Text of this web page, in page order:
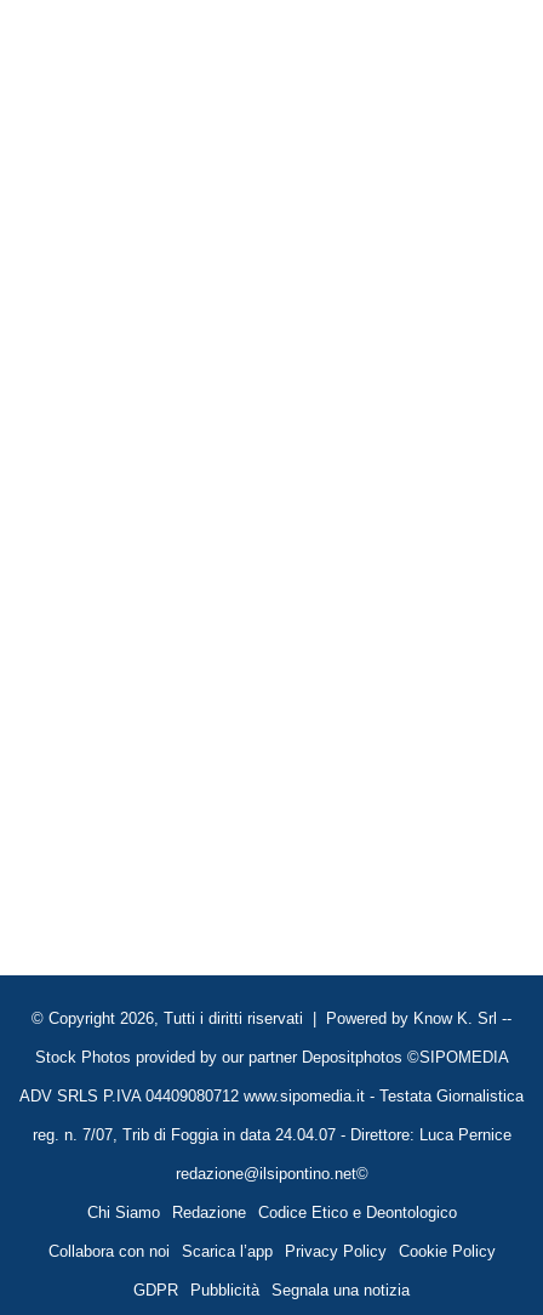
© Copyright 2026, Tutti i diritti riservati | Powered by Know K. Srl --
Stock Photos provided by our partner Depositphotos ©SIPOMEDIA
ADV SRLS P.IVA 04409080712 www.sipomedia.it - Testata Giornalistica
reg. n. 7/07, Trib di Foggia in data 24.04.07 - Direttore: Luca Pernice
redazione@ilsipontino.net©
Chi Siamo Redazione Codice Etico e Deontologico
Collabora con noi Scarica l’app Privacy Policy Cookie Policy
GDPR Pubblicità Segnala una notizia